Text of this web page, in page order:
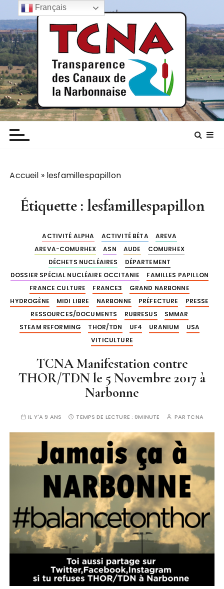
a
s
s
e
r
a
u
c
o TCNA NARBONNE
Transparence des canaux de la narbonnaise
Accueil » lesfamillespapillon
Étiquette : lesfamillespapillon
ACTIVITÉ ALPHA ACTIVITÉ BÉTA
AREVA
AREVA-COMURHEX
ASN AUDE
COMURHEX
DÉCHETS NUCLÉAIRES
DÉPARTEMENT
DOSSIER SPÉCIAL NUCLÉAIRE OCCITANIE
FAMILLES PAPILLON
FRANCE CULTURE
FRANCE3
GRAND NARBONNE
HYDROGÈNE
MIDI LIBRE NARBONNE PRÉFECTURE
PRESSE
RESSOURCES/DOCUMENTS
RUBRESUS
SMMAR
STEAM REFORMING
THOR/TDN UF4 URANIUM
USA
VITICULTURE
TCNA Manifestation contre
THOR/TDN le 5 Novembre 2017 à
Narbonne
IL Y'A 9 ANS TEMPS DE LECTURE : 0MINUTE PAR TCNA
Français